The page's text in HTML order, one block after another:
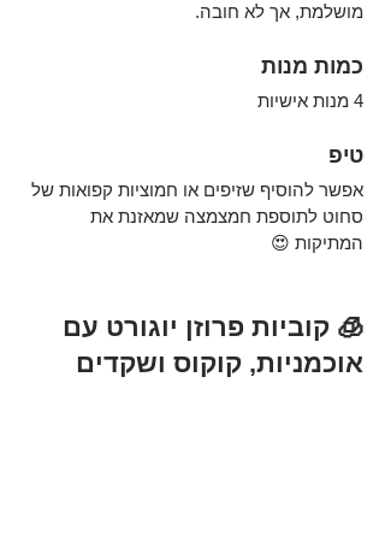
מושלמת, אך לא חובה.
כמות מנות
4 מנות אישיות
טיפ
אפשר להוסיף שזיפים או חמוציות קפואות של
סחוט לתוספת חמצמצה שמאזנת את
המתיקות 😍
🧊 קוביות פרוזן יוגורט עם
אוכמניות, קוקוס ושקדים